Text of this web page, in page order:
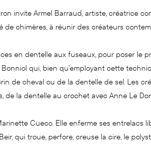
invite Armel Barraud, artiste, créatrice
chimères, à réunir des créateurs
en dentelle aux fuseaux, pour poser le
qui, bien qu’employant cette
de cheval ou de la dentelle de sel. Les
de la dentelle au crochet avec Anne Le
Cueco. Elle enferme ses entrelacs
qui troue, perfore, creuse la cire, le